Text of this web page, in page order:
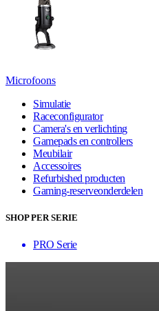
Microfoons
Simulatie
Raceconfigurator
Camera's en verlichting
Gamepads en controllers
Meubilair
Accessoires
Refurbished producten
Gaming-reserveonderdelen
SHOP PER SERIE
PRO Serie